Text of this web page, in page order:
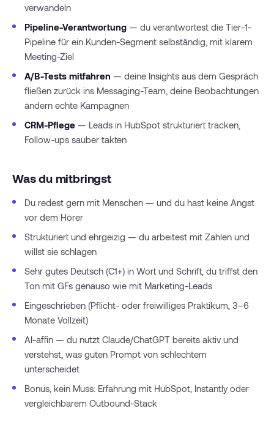
verwandeln
Pipeline-Verantwortung — du verantwortest die Tier-1-
Pipeline für ein Kunden-Segment selbständig, mit klarem
Meeting-Ziel
A/B-Tests mitfahren — deine Insights aus dem Gespräch
fließen zurück ins Messaging-Team, deine Beobachtungen
ändern echte Kampagnen
CRM-Pflege — Leads in HubSpot strukturiert tracken,
Follow-ups sauber takten
Was du mitbringst
Du redest gern mit Menschen — und du hast keine Angst
vor dem Hörer
Strukturiert und ehrgeizig — du arbeitest mit Zahlen und
willst sie schlagen
Sehr gutes Deutsch (C1+) in Wort und Schrift, du triffst den
Ton mit GFs genauso wie mit Marketing-Leads
Eingeschrieben (Pflicht- oder freiwilliges Praktikum, 3–6
Monate Vollzeit)
AI-affin — du nutzt Claude/ChatGPT bereits aktiv und
verstehst, was guten Prompt von schlechtem
unterscheidet
Bonus, kein Muss: Erfahrung mit HubSpot, Instantly oder
vergleichbarem Outbound-Stack